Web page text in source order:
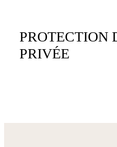
PROTECTION
PRIVÉE